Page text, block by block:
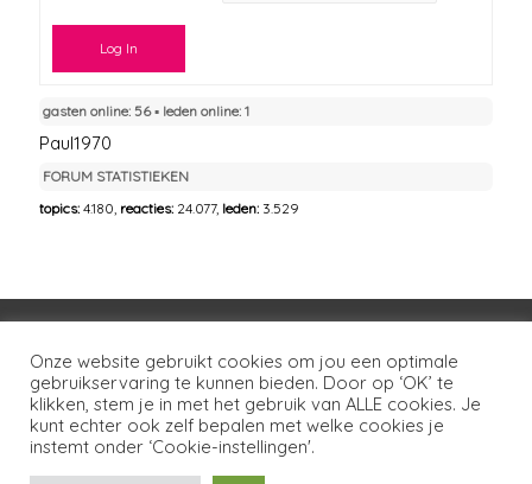
Log In
gasten online: 56 ▪︎ leden online: 1
Paul1970
FORUM STATISTIEKEN
topics:4.180, reacties: 24.077, leden: 3.529
Voorwaarden Huisregels
Privacybeleid
Disclaimer
Over LSG Ons netwerk Contact
Copyright © 2026 Lotgenoten Seksueel Geweld
Onze website gebruikt cookies om jou een optimale
gebruikservaring te kunnen bieden. Door op ‘OK’ te
klikken, stem je in met het gebruik van ALLE cookies. Je
kunt echter ook zelf bepalen met welke cookies je
instemt onder ‘Cookie-instellingen'.